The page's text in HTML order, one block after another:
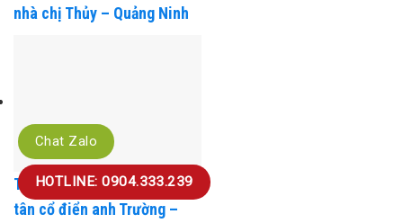
nhà chị Thủy – Quảng Ninh
Thiết kế kiến trúc biệt thự
tân cổ điển anh Trường –
Chat Zalo
HOTLINE: 0904.333.239